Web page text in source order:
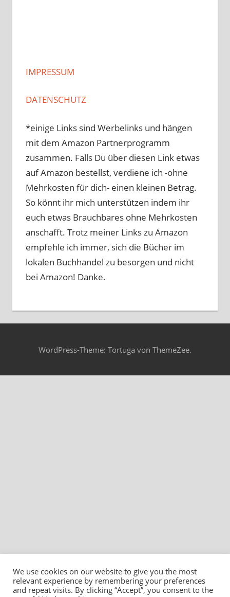
IMPRESSUM
DATENSCHUTZ
*einige Links sind Werbelinks und hängen
mit dem Amazon Partnerprogramm
zusammen. Falls Du über diesen Link etwas
auf Amazon bestellst, verdiene ich -ohne
Mehrkosten für dich- einen kleinen Betrag.
So könnt ihr mich unterstützen indem ihr
euch etwas Brauchbares ohne Mehrkosten
anschafft. Trotz meiner Links zu Amazon
empfehle ich immer, sich die Bücher im
lokalen Buchhandel zu besorgen und nicht
bei Amazon! Danke.
WordPress-Theme: Tortuga von ThemeZee.
We use cookies on our website to give you the most
relevant experience by remembering your preferences
and repeat visits. By clicking “Accept”, you consent to the